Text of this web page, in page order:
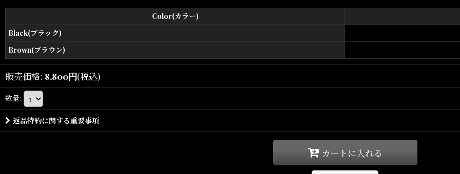
ウール混素材を使用した6パネルSnapback Cap。
ホームセンターのユニフォームをコンセプトにデザインされた、INTERBREEDらしい遊び心溢れるキャップです。
フロントには”Work”をテーマにサンプリングしたロゴ刺繍を配置。
さらに、後部アイレット上にはナットの刺繍を落とし込み、細部まで世界観を表現しています。
クラシカルな6パネルシルエットに加え、程よい深さとフィット感によってストリートからワークスタイルまで幅広く対応。
刺繍のクオリティにも拘り、シンプルながら存在感ある仕上がりとなっています。
デニムやワークパンツ、カーゴスタイルとも相性が良く、スタイリングのアクセントとして活躍。
沖縄・宜野湾のセレクトショップSHELLTERが提案する、INTERBREEDらしいサンプリングセンスが光るスナップバックキャップです。
Color(カラー)
Black(ブラック)
Brown(ブラウン)
販売価格: 8,800円(税込)
数量:
返品特約に関する重要事項
カートに入れる